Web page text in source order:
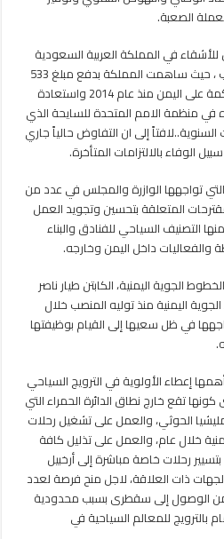
الصعبة.
للأشقاء في المملكة العربية السعودية
ممثلة بوزير السياحة احمد الخطيب ، حيث ساهمت المملكة بدفع مبلغ 533
الف يورو عبارة عن الرسوم المتراكمة على اليمن منذ عام 2014 واستعادة
في منظمة الامم المتحدة للسايحة الذي
إلى ان التفاوض حالياً جاري
الوفاء بالالتزامات المتأخرة.
تواجهها الوازرة والمجلس في عدد من
المتعلقة بتحسين وتجويد العمل
التصنيف السياحي للفنادق والبناء
والفعاليات داخل اليمن وخارجه.
الجوية اليمنية، الكابتن طيار ناصر
اليمنية منذ توليه المنصب خلال
في ظل سعيها إلى القيام بوظيفتها
إعطاء الأولوية في الترويج السياحي
تقع خارج نطاق الدائرة الحمراء التي
الحوثي، والعمل على تشغيل رحلات
خلال عام، والعمل على تذليل كافة
رحلات خاصة مباشرة إلى أرخبيل
ذات العلاقة، لاجل منح فرصة لعدد
من الوصول إلى سقطرى بسبب محدودية
بالترويج للمعالم السياحية في